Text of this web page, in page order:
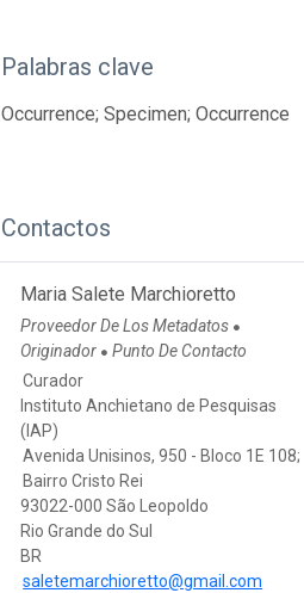
Palabras clave
Occurrence; Specimen; Occurrence
Contactos
Maria Salete Marchioretto
Proveedor De Los Metadatos ●
Originador ● Punto De Contacto
Curador
Instituto Anchietano de Pesquisas
(IAP)
Avenida Unisinos, 950 - Bloco 1E 108;
Bairro Cristo Rei
93022-000 São Leopoldo
Rio Grande do Sul
BR
saletemarchioretto@gmail.com